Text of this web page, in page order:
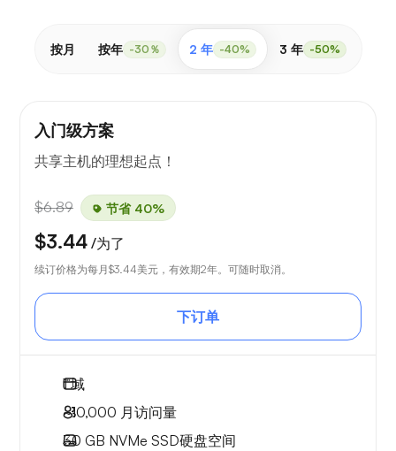
按月 按年 -30％ 2 年 -40% 3 年 -50%
入门级方案
共享主机的理想起点！
$6.89 节省 40%
$3.44 /为了
续订价格为每月$3.44美元，有效期2年。可随时取消。
下订单
1域
~10,000 月访问量
30 GB NVMe SSD硬盘空间